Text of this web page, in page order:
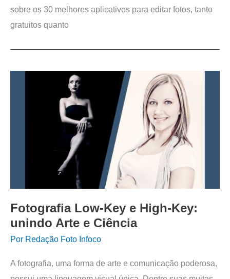
sobre os 30 melhores aplicativos para editar fotos, tanto
gratuitos quanto
Fotografia Low-Key e High-Key:
unindo Arte e Ciência
Por Redação Foto Infoco
A fotografia, uma forma de arte e comunicação poderosa,